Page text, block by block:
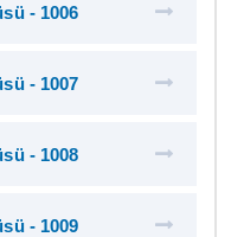
- 1006
- 1007
- 1008
- 1009